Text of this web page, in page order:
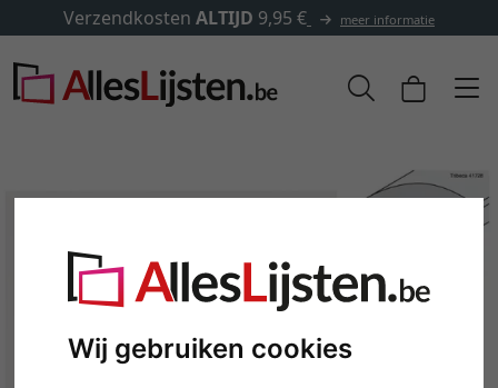
Wij gebruiken cookies
meer informatie ✓500.000 artikelen om uit